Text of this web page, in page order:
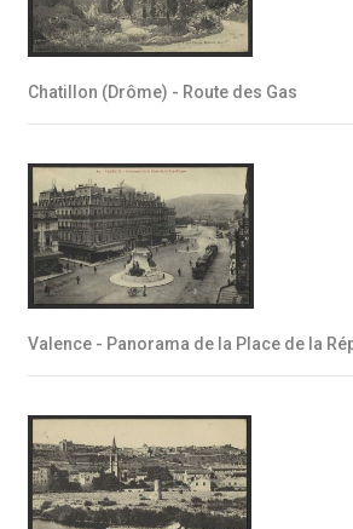
Chatillon (Drôme) - Route des Gas
Valence - Panorama de la Place de la